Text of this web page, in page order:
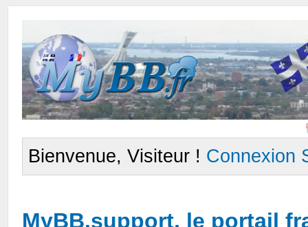
Bienvenue, Visiteur ! Connexion
MyBB.support, le portail